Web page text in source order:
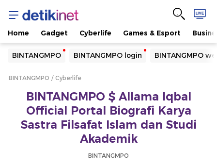
Home Gadget Cyberlife Games & Esport
BINTANGMPO BINTANGMPO login BINTANGMPO
Yang sedang ramai dicari
Loading...
Loading...
BINTANGMPO Cyberlife
BINTANGMPO $ Allama Iqbal
Official Portal Biografi Karya
Sastra Filsafat Islam dan Studi
Akademik
BINTANGMPO